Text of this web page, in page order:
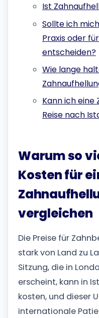
Ist
Sollte ich
Praxis oder
entscheiden?
Wie lange
Kann ich eine
Reise nach
Warum so
Kosten für
vergleichen
Die Preise für
stark von Land zu
Sitzung, die in
erscheint, kann in
kosten, und dieser
internationale